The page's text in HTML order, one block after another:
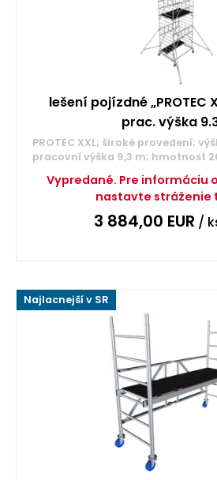
lešení pojízdné „PROTEC
prac. výška
PROTEC XXL; široké provedení;
pracovní výška 9,3 m; hmotnost
Vypredané. Pre informáciu
nastavte stráženie
3 884,00 EUR /
Najlacnejší v SR